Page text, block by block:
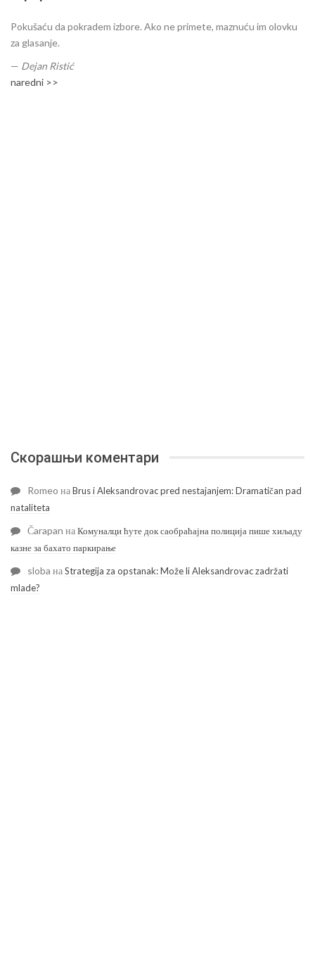
Pokušaću da pokradem izbore. Ako ne primete, maznuću im olovku
za glasanje.
— Dejan Ristić
naredni >>
Скорашњи коментари
Romeo наBrus i Aleksandrovac pred nestajanjem: Dramatičan pad
nataliteta
Čarapan наКомуналци ћуте док саобраћајна полиција пише хиљаду
казне за бахато паркирање
sloba наStrategija za opstanak: Može li Aleksandrovac zadržati
mlade?